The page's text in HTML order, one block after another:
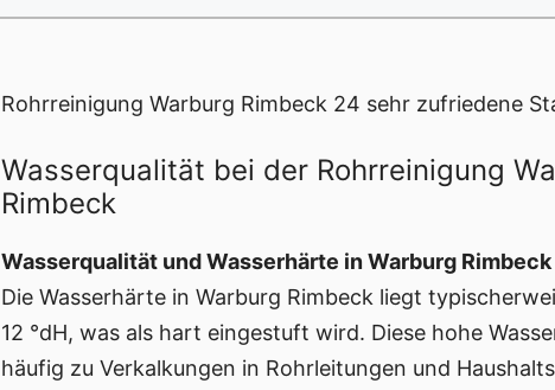
Rohrreinigung Warburg Rimbeck 24 sehr zufriedene
Wasserqualität bei der Rohrreinigung
Rimbeck
Wasserqualität und Wasserhärte in Warburg Rimbeck
Die Wasserhärte in Warburg Rimbeck liegt
12 °dH, was als hart eingestuft wird. Diese hohe
häufig zu Verkalkungen in Rohrleitungen und